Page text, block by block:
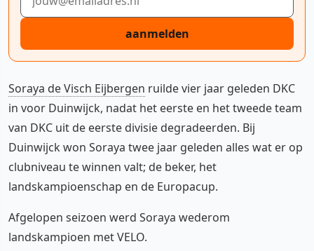
aanmelden
Soraya de Visch Eijbergen ruilde vier jaar geleden DKC
in voor Duinwijck, nadat het eerste en het tweede team
van DKC uit de eerste divisie degradeerden. Bij
Duinwijck won Soraya twee jaar geleden alles wat er op
clubniveau te winnen valt; de beker, het
landskampioenschap en de Europacup.
Afgelopen seizoen werd Soraya wederom
landskampioen met VELO.